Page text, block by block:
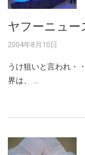
ヤフーニュー
2004年8月10日
うけ狙いと言われ・
界は、 …